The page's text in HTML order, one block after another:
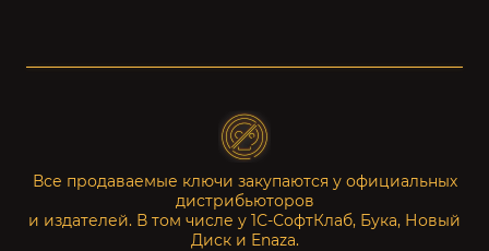
Все продаваемые ключи закупаются у официальных
дистрибьюторов
и издателей. В том числе у 1С-СофтКлаб, Бука, Новый
Диск и Enaza.